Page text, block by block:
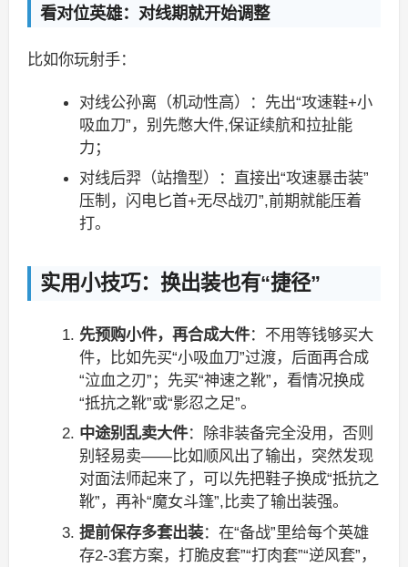
看对位英雄：对线期就开始调整
比如你玩射手：
对线公孙离（机动性高）：先出“攻速鞋+小
吸血刀”，别先憋大件,保证续航和拉扯能
力；
对线后羿（站撸型）：直接出“攻速暴击装”
压制，闪电匕首+无尽战刃”,前期就能压着
打。
实用小技巧：换出装也有“捷径”
先预购小件，再合成大件：不用等钱够买大
件，比如先买“小吸血刀”过渡，后面再合成
“泣血之刃”；先买“神速之靴”，看情况换成
“抵抗之靴”或“影忍之足”。
中途别乱卖大件：除非装备完全没用，否则
别轻易卖——比如顺风出了输出，突然发现
对面法师起来了，可以先把鞋子换成“抵抗之
靴”，再补“魔女斗篷”,比卖了输出装强。
提前保存多套出装：在“备战”里给每个英雄
存2-3套方案，打脆皮套”“打肉套”“逆风套”，